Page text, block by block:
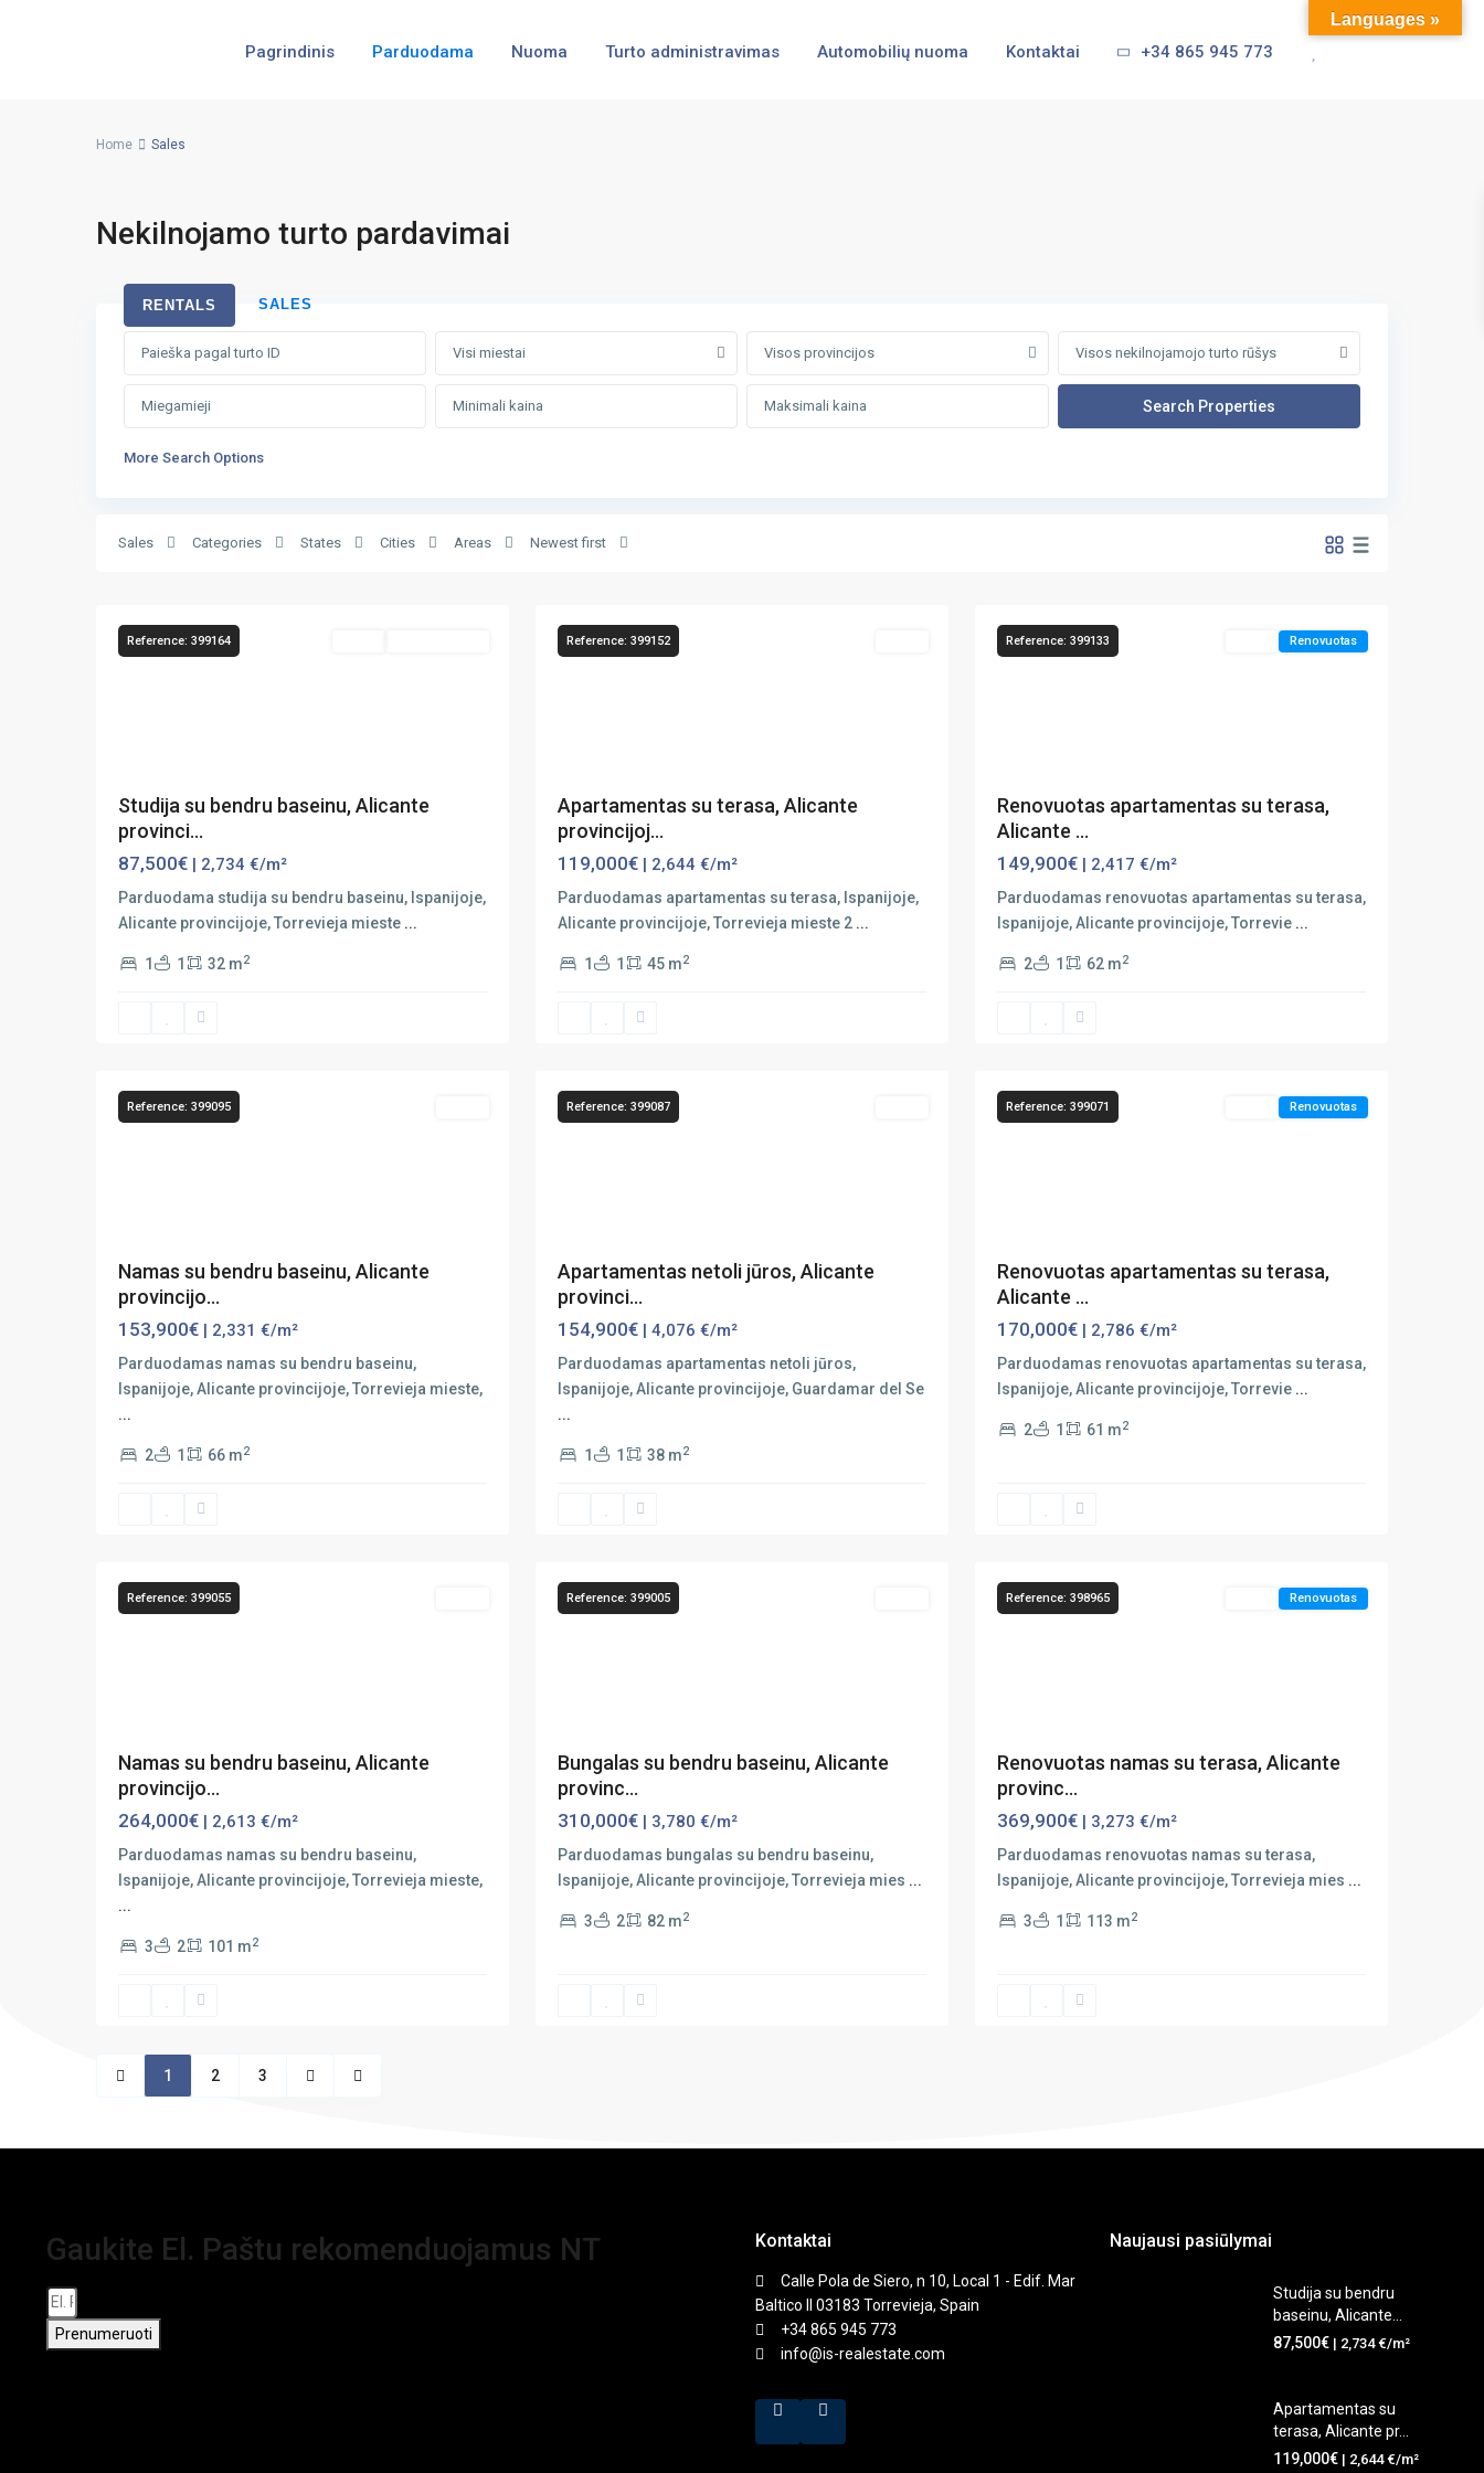
Pagrindinis Parduodama Nuoma Turto administravimas Automobilių nuoma Kontaktai +34 865 945 773
Home Sales
Nekilnojamo turto pardavimai
RENTALS SALES
Visi miestai Visos provincijos Visos nekilnojamojo turto rūšys
More Search Options
Sales Categories States Cities Areas Newest first
Reference: 399164
Studija su bendru baseinu, Alicante
provinci...
87,500€ | 2,734 €/m²
Parduodama studija su bendru baseinu, Ispanijoje,
Alicante provincijoje, Torrevieja mieste ...
1 1 32 m2
Reference: 399152
Apartamentas su terasa, Alicante
provincijoj...
119,000€ | 2,644 €/m²
Parduodamas apartamentas su terasa, Ispanijoje,
Alicante provincijoje, Torrevieja mieste 2 ...
1 1 45 m2
Reference: 399133 Renovuotas
Renovuotas apartamentas su terasa,
Alicante ...
149,900€ | 2,417 €/m²
Parduodamas renovuotas apartamentas su terasa,
Ispanijoje, Alicante provincijoje, Torrevie ...
2 1 62 m2
Reference: 399095
Namas su bendru baseinu, Alicante
provincijo...
153,900€ | 2,331 €/m²
Parduodamas namas su bendru baseinu,
Ispanijoje, Alicante provincijoje, Torrevieja mieste,
...
2 1 66 m2
Reference: 399087
Apartamentas netoli jūros, Alicante
provinci...
154,900€ | 4,076 €/m²
Parduodamas apartamentas netoli jūros,
Ispanijoje, Alicante provincijoje, Guardamar del Se
...
1 1 38 m2
Reference: 399071 Renovuotas
Renovuotas apartamentas su terasa,
Alicante ...
170,000€ | 2,786 €/m²
Parduodamas renovuotas apartamentas su terasa,
Ispanijoje, Alicante provincijoje, Torrevie ...
2 1 61 m2
Reference: 399055
Namas su bendru baseinu, Alicante
provincijo...
264,000€ | 2,613 €/m²
Parduodamas namas su bendru baseinu,
Ispanijoje, Alicante provincijoje, Torrevieja mieste,
...
3 2 101 m2
Reference: 399005
Bungalas su bendru baseinu, Alicante
provinc...
310,000€ | 3,780 €/m²
Parduodamas bungalas su bendru baseinu,
Ispanijoje, Alicante provincijoje, Torrevieja mies ...
3 2 82 m2
Acequión
Reference: 398965 Renovuotas
Renovuotas namas su terasa, Alicante
provinc...
369,900€ | 3,273 €/m²
Parduodamas renovuotas namas su terasa,
Ispanijoje, Alicante provincijoje, Torrevieja mies ...
3 1 113 m2
1 2 3
Gaukite El. Paštu rekomenduojamus NT
Prenumeruoti
Kontaktai
Calle Pola de Siero, n 10, Local 1 - Edif. Mar
Baltico II 03183 Torrevieja, Spain
+34 865 945 773
info@is-realestate.com
Naujausi pasiūlymai
Studija su bendru
baseinu, Alicante...
87,500€ | 2,734 €/m²
Apartamentas su
terasa, Alicante pr...
119,000€ | 2,644 €/m²
Languages »